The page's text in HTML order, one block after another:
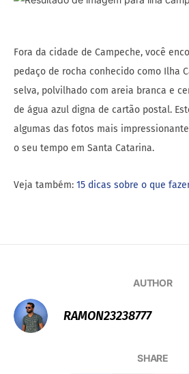
Fora da cidade de Campeche, você
pedaço de rocha conhecido como Ilha
selva, polvilhado com areia branca e
de água azul digna de cartão postal.
algumas das fotos mais
o seu tempo em Santa Catarina.
Veja também: 15 dicas sobre o que
AUTHOR
RAMON23238777
SHARE